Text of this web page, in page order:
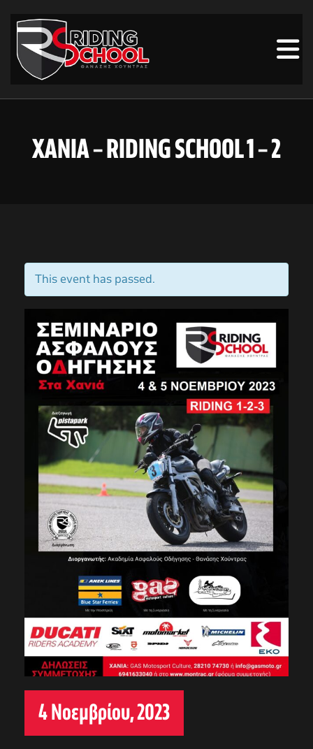
ΧΑΝΙΑ – RIDING SCHOOL 1 – 2
This event has passed.
4 Νοεμβρίου, 2023